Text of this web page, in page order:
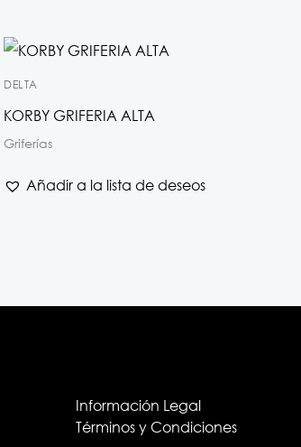
DELTA
KORBY GRIFERIA ALTA
Griferías
Añadir a la lista de deseos
Información Legal
Términos y Condiciones